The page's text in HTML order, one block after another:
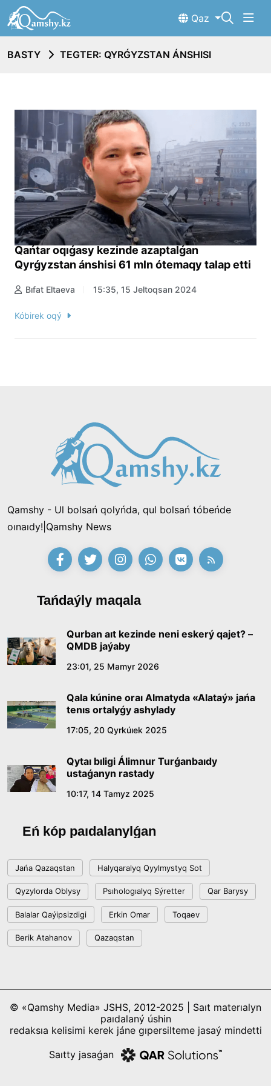
Qaz
BASTY TEGTER: QYRǴYZSTAN ÁNSHISI
Qańtar oqıǵasy kezinde azaptalǵan
Qyrǵyzstan ánshisi 61 mln ótemaqy talap etti
Bıfat Eltaeva 15:35, 15 Jeltoqsan 2024
Kóbirek oqý
Qamshy - Ul bolsań qolyńda, qul bolsań tóbeńde
oınaıdy!|Qamshy News
Tańdaýly maqala
Qurban aıt kezinde neni eskerý qajet? –
QMDB jaýaby
23:01, 25 Mamyr 2026
Qala kúnine oraı Almatyda «Alataý» jańa
tenıs ortalyǵy ashylady
17:05, 20 Qyrkúıek 2025
Qytaı bıligi Álimnur Turǵanbaıdy
ustaǵanyn rastady
10:17, 14 Tamyz 2025
Eń kóp paıdalanylǵan
Jańa Qazaqstan Halyqaralyq Qyylmystyq Sot
Qyzylorda Oblysy Psıhologıalyq Sýretter Qar Barysy
Balalar Qaýipsizdigi Erkin Omar Toqaev
Berik Atahanov Qazaqstan
© «Qamshy Media» JSHS, 2012-2025 | Saıt materıalyn
paıdalaný úshin
redaksıa kelisimi kerek jáne gıpersilteme jasaý mindetti
Saıtty jasaǵan